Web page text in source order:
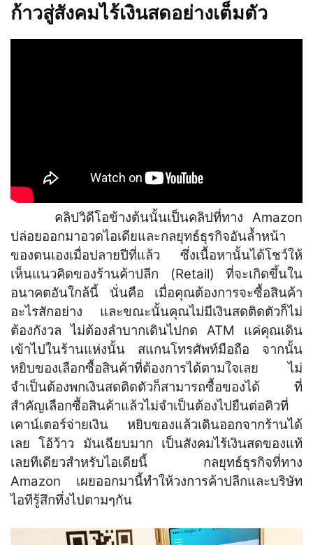
ก้าวสู่สังคมไร้เงินสดอย่างเต็มตัว
คลิปวิดีโอข้างต้นนั้นเป็นคลิปที่ทาง Amazon
ปล่อยออกมาอวดไอเดียและกลยุทธ์ธุรกิจอันล้ำหน้า
ของตนเองเมื่อปลายปีที่แล้ว ซึ่งเนื้อหานั้นได้โชว์ให้
เห็นแนวคิดของร้านค้าปลีก (Retail) ที่จะเกิดขึ้นใน
อนาคตอันใกล้นี้ นั่นคือ เมื่อคุณต้องการจะซื้อสินค้า
อะไรสักอย่าง และขณะนั้นคุณไม่มีเงินสดติดตัวก็ไม่
ต้องกังวล ไม่ต้องลำบากเดินไปกด ATM แค่คุณเดิน
เข้าไปในร้านแห่งนั้น สแกนโทรศัพท์มือถือ จากนั้น
หยิบของเลือกซื้อสินค้าที่ต้องการได้ตามใจเลย ไม่
จำเป็นต้องพกเงินสดติดตัวก็สามารถซื้อของได้ ที่
สำคัญเลือกซื้อสินค้าแล้วไม่จำเป็นต้องไปยืนต่อคิวที่
เคาน์เตอร์จ่ายเงิน หยิบของแล้วเดินออกจากร้านได้
เลย โอ้ว้าว มันเฉียบมาก เป็นสังคมไร้เงินสดของแท้
เลยทีเดียวสำหรับไอเดียนี้ กลยุทธ์ธุรกิจที่ทาง
Amazon เผยออกมานี้ทำให้วงการค้าปลีกและบริษัท
ไอทีรู้สึกทึ่งไปตามๆกัน